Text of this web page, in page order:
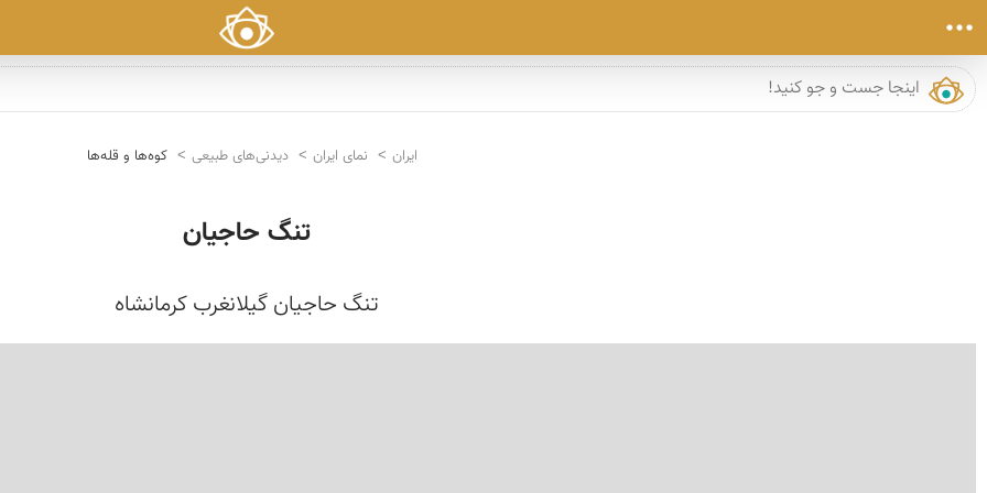
ایران نمای ایران دیدنی‌های طبیعی کوه‌ها و قله‌ها
تنگ حاجیان
تنگ حاجیان گیلانغرب کرمانشاه